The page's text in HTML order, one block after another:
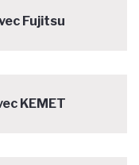
Fujitsu
KEMET